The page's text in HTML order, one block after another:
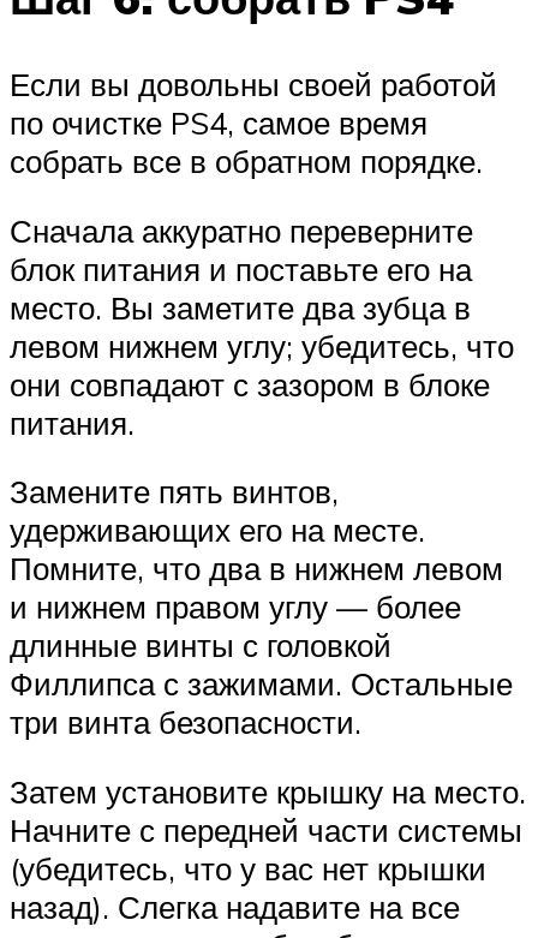
Если вы довольны своей работой
по очистке PS4, самое время
собрать все в обратном порядке.
Сначала аккуратно переверните
блок питания и поставьте его на
место. Вы заметите два зубца в
левом нижнем углу; убедитесь, что
они совпадают с зазором в блоке
питания.
Замените пять винтов,
удерживающих его на месте.
Помните, что два в нижнем левом
и нижнем правом углу — более
длинные винты с головкой
Филлипса с зажимами. Остальные
три винта безопасности.
Затем установите крышку на место.
Начните с передней части системы
(убедитесь, что у вас нет крышки
назад). Слегка надавите на все